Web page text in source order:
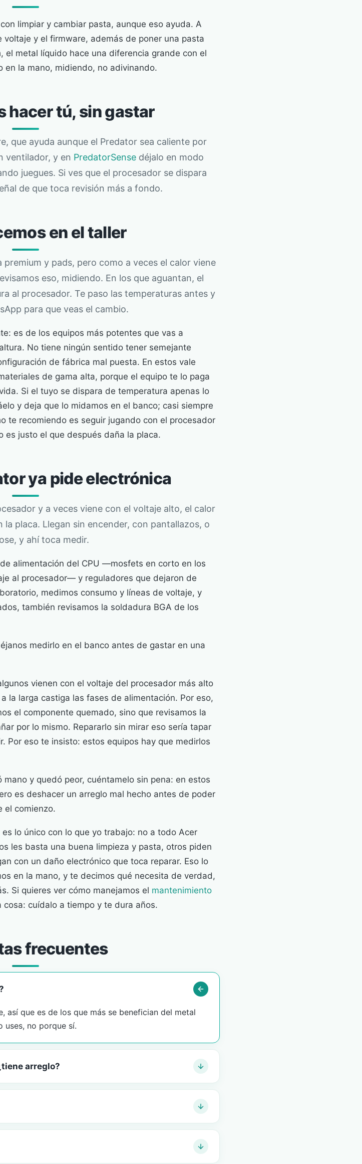
limpiar y cambiar pasta, aunque eso ayuda. A
y el firmware, además de poner una pasta
el metal líquido hace una diferencia grande con el
en la mano, midiendo, no adivinando.
hacer tú, sin gastar
que ayuda aunque el Predator sea caliente por
ventilador, y en PredatorSense déjalo en modo
juegues. Si ves que el procesador se dispara
de que toca revisión más a fondo.
en el taller
y pads, pero como a veces el calor viene
eso, midiendo. En los que aguantan, el
al procesador. Te paso las temperaturas antes y
para que veas el cambio.
es de los equipos más potentes que vas a
No tiene ningún sentido tener semejante
de fábrica mal puesta. En estos vale
de gama alta, porque el equipo te lo paga
Si el tuyo se dispara de temperatura apenas lo
y deja que lo midamos en el banco; casi siempre
te recomiendo es seguir jugando con el procesador
es justo el que después daña la placa.
ya pide electrónica
y a veces viene con el voltaje alto, el calor
placa. Llegan sin encender, con pantallazos, o
y ahí toca medir.
alimentación del CPU —mosfets en corto en los
al procesador— y reguladores que dejaron de
medimos consumo y líneas de voltaje, y
también revisamos la soldadura BGA de los
medirlo en el banco antes de gastar en una
vienen con el voltaje del procesador más alto
la larga castiga las fases de alimentación. Por eso,
el componente quemado, sino que revisamos la
por lo mismo. Repararlo sin mirar eso sería tapar
Por eso te insisto: estos equipos hay que medirlos
y quedó peor, cuéntamelo sin pena: en estos
es deshacer un arreglo mal hecho antes de poder
el comienzo.
lo único con lo que yo trabajo: no a todo Acer
les basta una buena limpieza y pasta, otros piden
con un daño electrónico que toca reparar. Eso lo
en la mano, y te decimos qué necesita de verdad,
Si quieres ver cómo manejamos el mantenimiento
cuídalo a tiempo y te dura años.
frecuentes
así que es de los que más se benefician del metal
uses, no porque sí.
arreglo?